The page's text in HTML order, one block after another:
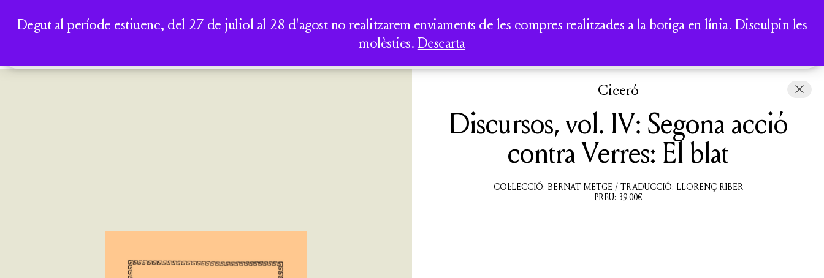
LA CASA DELS CLÀSSICS COMPTE CISTELLA
ACTIVITATS
SEMINARIS I
CONFERÈNCIES
TOTS ELS
Ciceró
Discursos, vol. IV: Segona acció
contra Verres: El blat
COL·LECCIÓ: BERNAT METGE / TRADUCCIÓ: LLORENÇ RIBER
PREU: 39.00€
Degut al període estiuenc, del 27 de juliol al 28 d'agost no realitzarem enviaments de les compres realitzades a la botiga en línia. Disculpin les
molèsties. Descarta